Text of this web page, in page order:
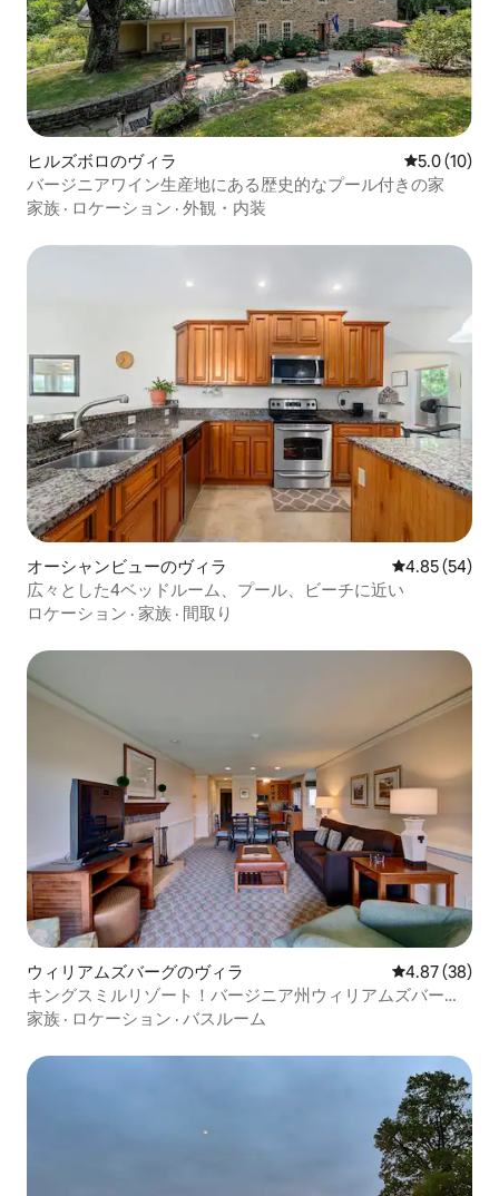
ヒルズボロのヴィラ レビュー10
5.0 (10)
バージニアワイン生産地にある歴史的なプール付きの家
家族 · ロケーション · 外観・内装
オーシャンビューのヴィラ レビュー54
4.85 (54)
広々とした4ベッドルーム、プール、ビーチに近い
ロケーション · 家族 · 間取り
ウィリアムズバーグのヴィラ レビュー38
4.87 (38)
キングスミルリゾート！バージニア州ウィリアムズバー
グ！ベッド3台、バスルーム3室
家族 · ロケーション · バスルーム